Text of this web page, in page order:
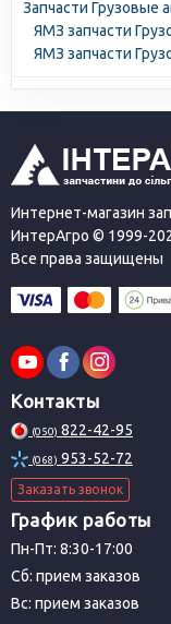
Запчасти Грузовые
ЯМЗ запчасти
ЯМЗ запчасти
Интернет-магазин
ИнтерАгро © 1999-
Все права защищены
Контакты
(050) 822-42-95
(068) 953-52-72
Заказать звонок
График работы
Пн-Пт: 8:30-17:00
Сб: прием заказов
Вс: прием заказов